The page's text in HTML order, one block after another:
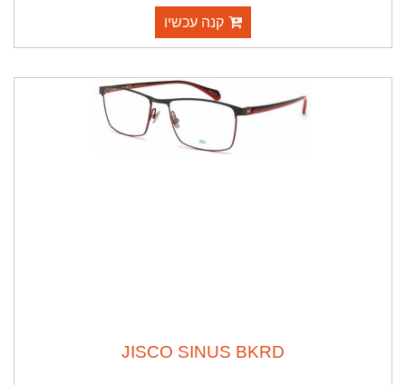
קנה עכשיו
JISCO SINUS BKRD